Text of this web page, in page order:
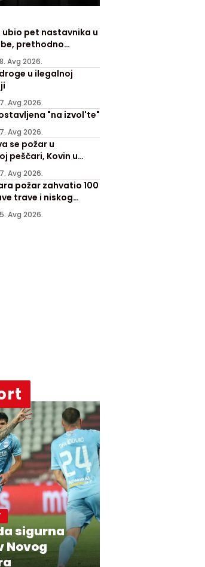
ubio pet nastavnika u
prethodno
i dedu
Avg 2026.
u ilegalnoj
Avg 2026.
"na izvol'te"
Avg 2026.
se požar u
peščari, Kovin u
Avg 2026.
požar zahvatio 100
trave i niskog
"Kamov"
Avg 2026.
sigurna
Novog